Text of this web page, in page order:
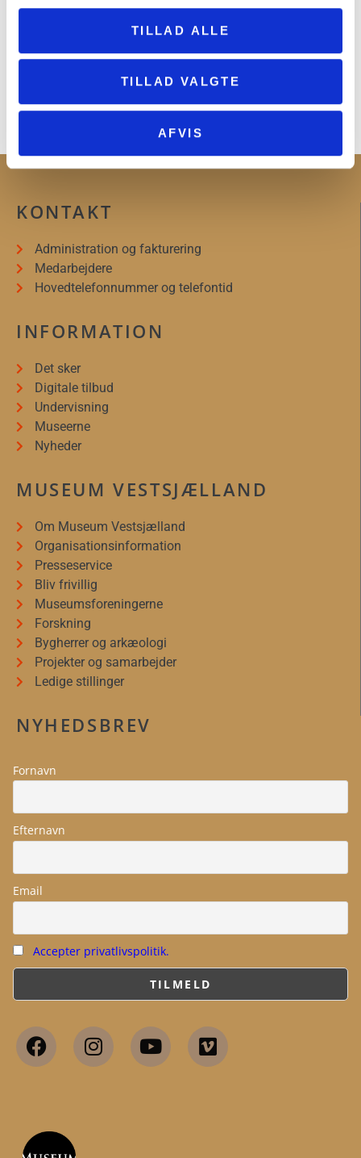
TILLAD ALLE
TILLAD VALGTE
AFVIS
Podcast – Byen set gennem børns øjne
LYT HER
KONTAKT
Administration og fakturering
Medarbejdere
Hovedtelefonnummer og telefontid
INFORMATION
Det sker
Digitale tilbud
Undervisning
Museerne
Nyheder
MUSEUM VESTSJÆLLAND
Om Museum Vestsjælland
Organisationsinformation
Presseservice
Bliv frivillig
Museumsforeningerne
Forskning
Bygherrer og arkæologi
Projekter og samarbejder
Ledige stillinger
NYHEDSBREV
Fornavn
Efternavn
Email
Accepter privatlivspolitik.